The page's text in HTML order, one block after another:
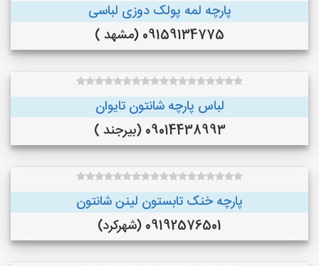
پارچه لمه پولک دوزی لباسی
09159134775 (مشهد )
لباس پارچه شانتون تایوان
09014438993 (بیرجند )
پارچه خنک تابستون لینن شانتون
09192576501 (شهرکرد)